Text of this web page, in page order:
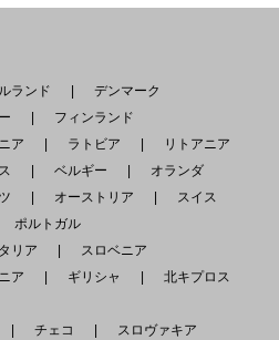
ランド
デンマーク
フィンランド
ア ラトビア
リトアニア
ベルギー
オランダ
オーストリア
スイス
ポルトガル
リア
スロベニア
ア ギリシャ
北キプロス
チェコ
スロヴァキア